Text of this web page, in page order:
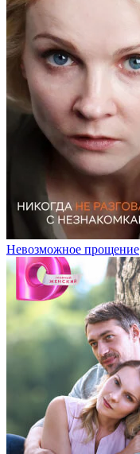
Невозможное прощение